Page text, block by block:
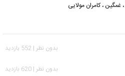
، غمگین ،کامران مولایی
بدون نظر | 552 بازدید
بدون نظر | 620 بازدید